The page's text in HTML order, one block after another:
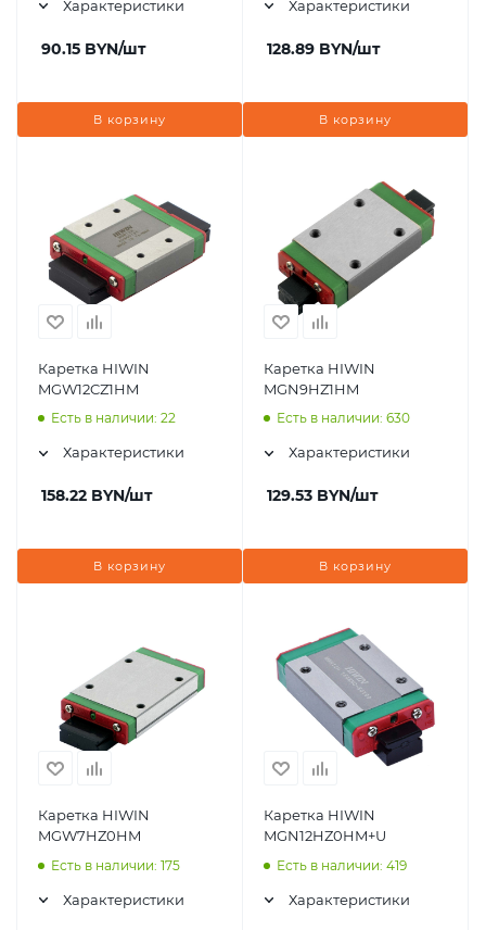
Характеристики
90.15 BYN/шт
В корзину
Характеристики
128.89 BYN/шт
В корзину
Каретка HIWIN
MGW12CZ1HM
Есть в наличии: 22
Характеристики
158.22 BYN/шт
В корзину
Каретка HIWIN
MGN9HZ1HM
Есть в наличии: 630
Характеристики
129.53 BYN/шт
В корзину
Каретка HIWIN
MGW7HZ0HM
Есть в наличии: 175
Характеристики
Каретка HIWIN
MGN12HZ0HM+U
Есть в наличии: 419
Характеристики